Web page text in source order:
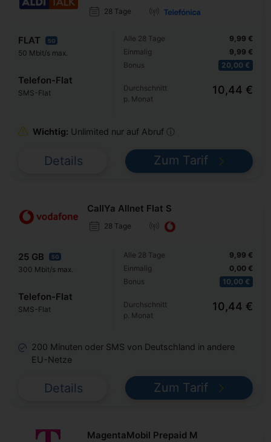
28 Tage
FLAT 5G
50 Mbit/s max.
Telefon-Flat
SMS-Flat
Alle 28 Tage
Einmalig
Bonus
9,99 €
9,99 €
20,00 €
Durchschnitt
p. Monat
10,44 €
Wichtig: Unlimited nur auf Abruf ⓘ
Details Zum Tarif
CallYa Allnet Flat S
28 Tage
25 GB 5G
300 Mbit/s max.
Telefon-Flat
SMS-Flat
Alle 28 Tage
Einmalig
Bonus
9,99 €
0,00 €
10,00 €
Durchschnitt
p. Monat
10,44 €
200 Minuten oder SMS von Deutschland in andere
EU-Netze
Details Zum Tarif
MagentaMobil Prepaid M